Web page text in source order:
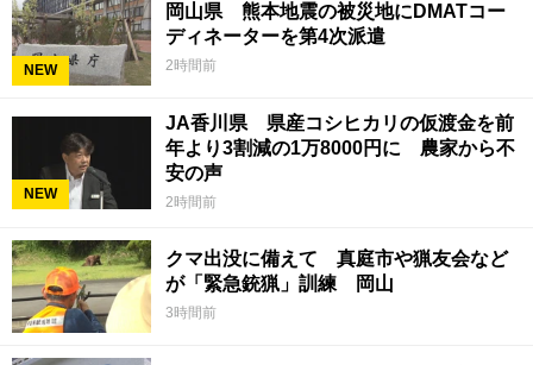
NEW
岡山県 熊本地震の被災地にDMATコー
ディネーターを第4次派遣
2時間前
NEW
JA香川県 県産コシヒカリの仮渡金を前
年より3割減の1万8000円に 農家から不
安の声
2時間前
クマ出没に備えて 真庭市や猟友会など
が「緊急銃猟」訓練 岡山
3時間前